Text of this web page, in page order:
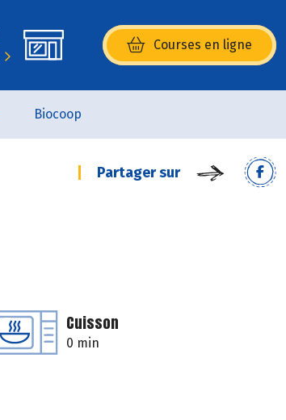
Courses en ligne
(s’ouvre dans une nouvelle
Biocoop
Partager sur
Cuisson
0 min